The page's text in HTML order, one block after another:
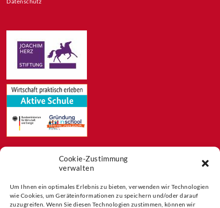
Cookie-Zustimmung
verwalten
Um Ihnen ein optimales Erlebnis zu bieten, verwenden wir Technologien
wie Cookies, um Geräteinformationen zu speichern und/oder darauf
zuzugreifen. Wenn Sie diesen Technologien zustimmen, können wir
Blog
Buchtipps